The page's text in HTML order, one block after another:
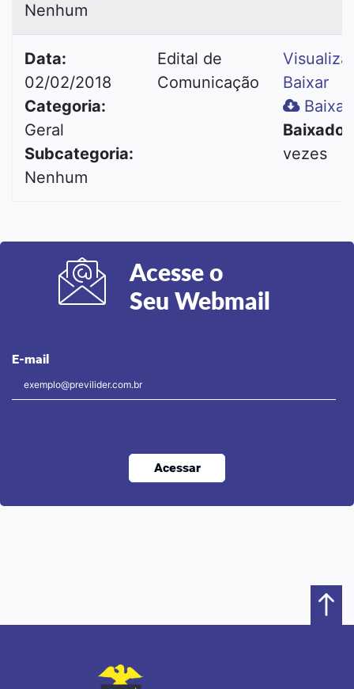
Nenhum
Data:
02/02/2018
Categoria:
Geral
Subcategoria:
Nenhum
Edital de
Comunicação
Baixar
Baixar
Baixado:
vezes
Acesse o
Seu Webmail
E-mail
Acessar